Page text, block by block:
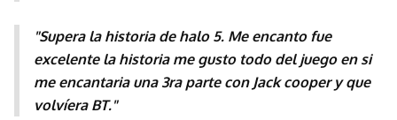
"Supera la historia de halo 5. Me encanto fue
excelente la historia me gusto todo del juego en si
me encantaria una 3ra parte con Jack cooper y que
volvíera BT."